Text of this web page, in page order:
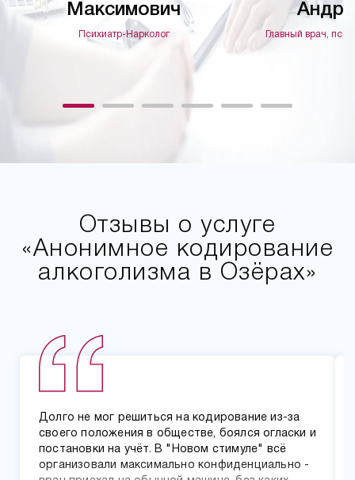
Максимович
Психиатр-Нарколог Главный врач,
Отзывы о услуге
«Анонимное кодирование
алкоголизма в Озёрах»
Долго не мог решиться на кодирование из-за
своего положения в обществе, боялся огласки и
постановки на учёт. В "Новом стимуле" всё
организовали максимально конфиденциально -